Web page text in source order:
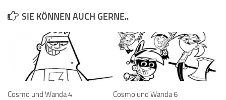
SIE KÖNNEN AUCH GERNE..
Cosmo und Wanda 4 Cosmo und Wanda 6